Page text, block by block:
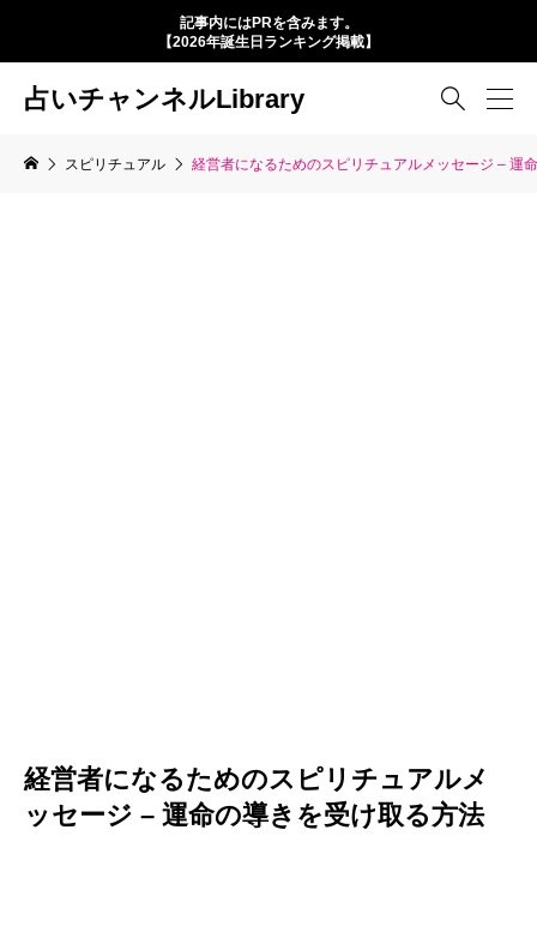
記事内にはPRを含みます。
【2026年誕生日ランキング掲載】
占いチャンネルLibrary 
スピリチュアル 経営者になるためのスピリチュアルメッセージ – 運
経営者になるためのスピリチュアルメ
ッセージ – 運命の導きを受け取る方法